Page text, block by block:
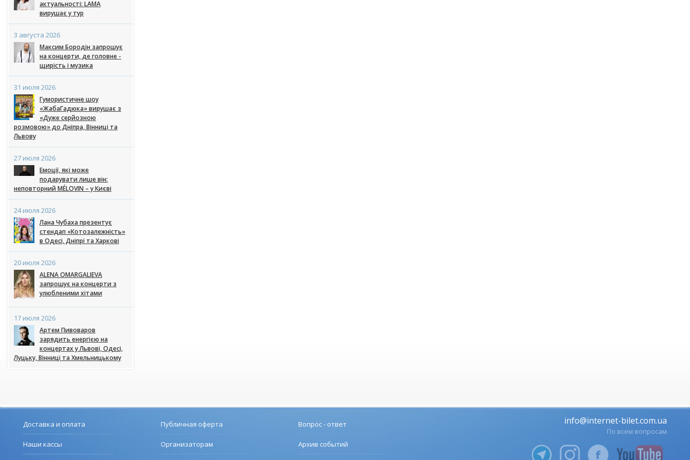
актуальності: LAMA
вирушає у тур
3 августа 2026
Максим Бородін запрошує
на концерти, де головне -
щирість і музика
31 июля 2026
Гумористичне шоу
«ЖабаГадюка» вирушає з
«Дуже серйозною
розмовою» до Дніпра, Вінниці та
Львову
27 июля 2026
Емоції, які може
подарувати лише він:
неповторний MÉLOVIN – у Києві
24 июля 2026
Лана Чубаха презентує
стендап «Котозалежність»
в Одесі, Дніпрі та Харкові
20 июля 2026
ALENA OMARGALIEVA
запрошує на концерти з
улюбленими хітами
17 июля 2026
Артем Пивоваров
зарядить енергією на
концертах у Львові, Одесі,
Луцьку, Вінниці та Хмельницькому
Доставка и оплата
Наши кассы
Публичная оферта
Организаторам
Вопрос - ответ
Архив событий
info@internet-bilet.com.ua
По всем вопросам